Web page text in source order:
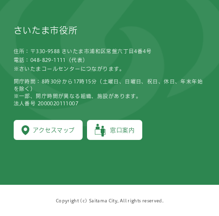
さいたま市役所
住所：〒330-9588 さいたま市浦和区常盤六丁目4番4号
電話：048-829-1111（代表）
※さいたまコールセンターにつながります。
アクセスマップ 窓口案内
開庁時間：8時30分から17時15分（土曜日、日曜日、祝日、休日、年末年始
を除く）
※一部、開庁時間が異なる組織、施設があります。
法人番号 2000020111007
Copyright (c) Saitama City, All rights reserved.